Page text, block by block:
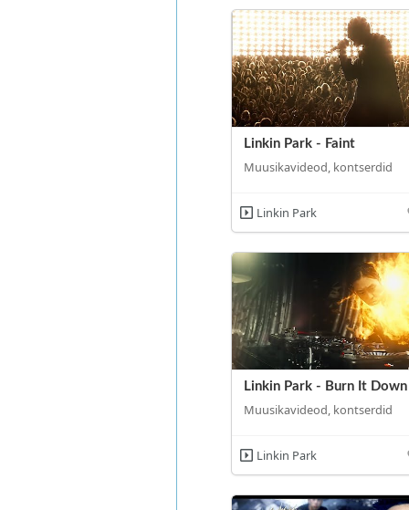
Linkin Park - Faint
Muusikavideod, kontserdid
Linkin Park
Linkin Park - Burn It Down
Muusikavideod, kontserdid
Linkin Park